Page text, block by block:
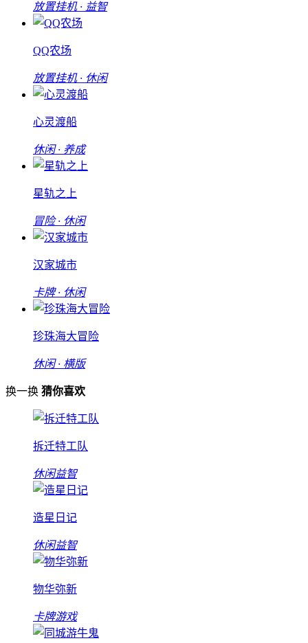
放置挂机 · 益智
QQ农场
放置挂机 · 休闲
心灵渡船
休闲 · 养成
星轨之上
冒险 · 休闲
汉家城市
卡牌 · 休闲
珍珠海大冒险
休闲 · 横版
换一换 猜你喜欢
拆迁特工队
休闲益智
造星日记
休闲益智
物华弥新
卡牌游戏